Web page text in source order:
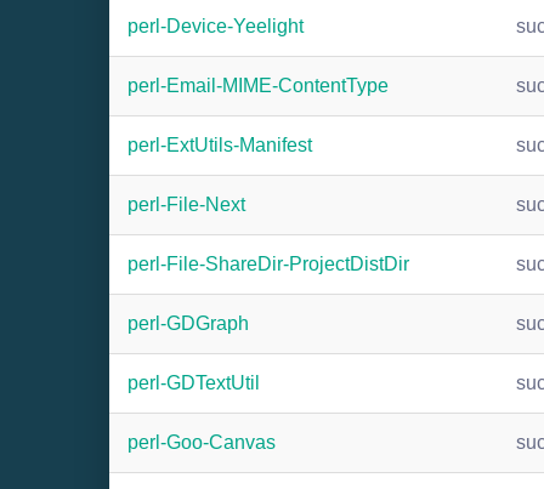
perl-Device-Yeelight
perl-Email-MIME-ContentType
perl-ExtUtils-Manifest
perl-File-Next
perl-File-ShareDir-ProjectDistDir
perl-GDGraph
perl-GDTextUtil
perl-Goo-Canvas